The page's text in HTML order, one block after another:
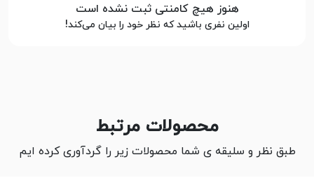
هنوز هیچ کامنتی ثبت نشده است
اولین نفری باشید که نظر خود را بیان می‌کند!
محصولات مرتبط
طبق نظر و سلیقه ی شما محصولات زیر را گردآوری کرده ایم